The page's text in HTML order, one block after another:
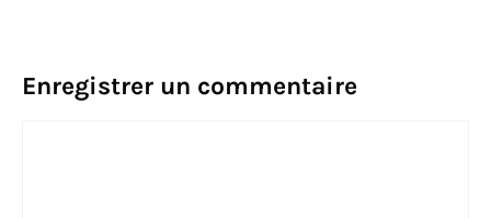
Enregistrer un commentaire